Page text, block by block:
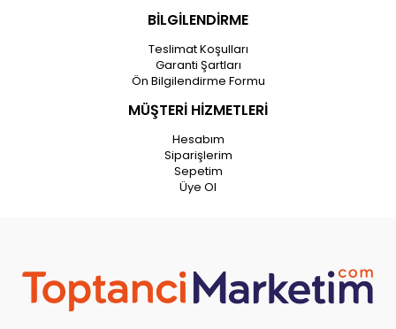
BİLGİLENDİRME
Teslimat Koşulları
Garanti Şartları
Ön Bilgilendirme Formu
MÜŞTERİ HİZMETLERİ
Hesabım
Siparişlerim
Sepetim
Üye Ol